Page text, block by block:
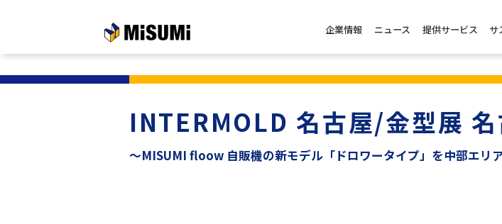
企業情報 ニュース 提供サービス サ
INTERMOLD 名古屋/金型展
～MISUMI floow 自販機の新モデル「ドロワータイプ」を中部エリ